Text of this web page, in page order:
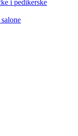
i pedikerske